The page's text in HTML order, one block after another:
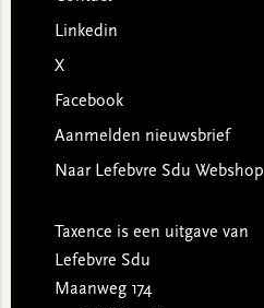
Linkedin
X
Facebook
Aanmelden nieuwsbrief
Naar Lefebvre Sdu Webshop
Taxence is een uitgave van
Lefebvre Sdu
Maanweg 174